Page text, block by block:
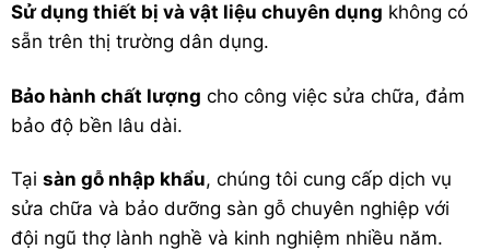
Sử dụng thiết bị và vật liệu chuyên dụng không có
sẵn trên thị trường dân dụng.
Bảo hành chất lượng cho công việc sửa chữa, đảm
bảo độ bền lâu dài.
Tại sàn gỗ nhập khẩu, chúng tôi cung cấp dịch vụ
sửa chữa và bảo dưỡng sàn gỗ chuyên nghiệp với
đội ngũ thợ lành nghề và kinh nghiệm nhiều năm.